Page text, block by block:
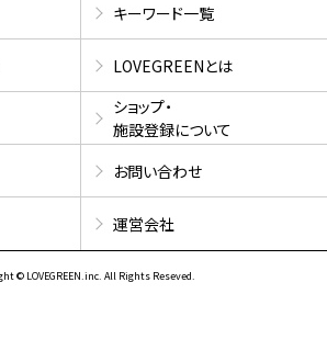
キーワード一覧
LOVEGREENとは
ショップ・
施設登録について
お問い合わせ
運営会社
© LOVEGREEN.inc. All Rights Reseved.